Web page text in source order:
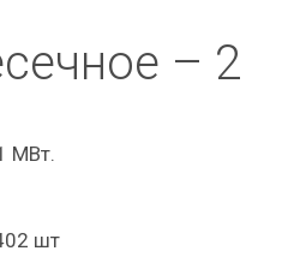
– 2
МВт.
шт